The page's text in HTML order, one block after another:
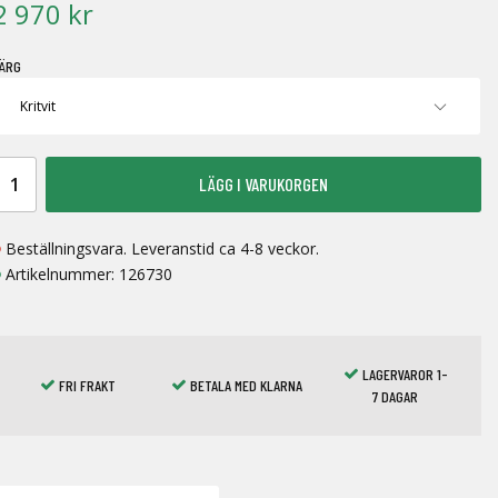
970 kr
LÄGG I VARUKORGEN
Beställningsvara. Leveranstid ca 4-8 veckor.
Artikelnummer: 126730
FRI FRAKT BETALA MED KLARNA
LAGERVAROR 1-
7 DAGAR